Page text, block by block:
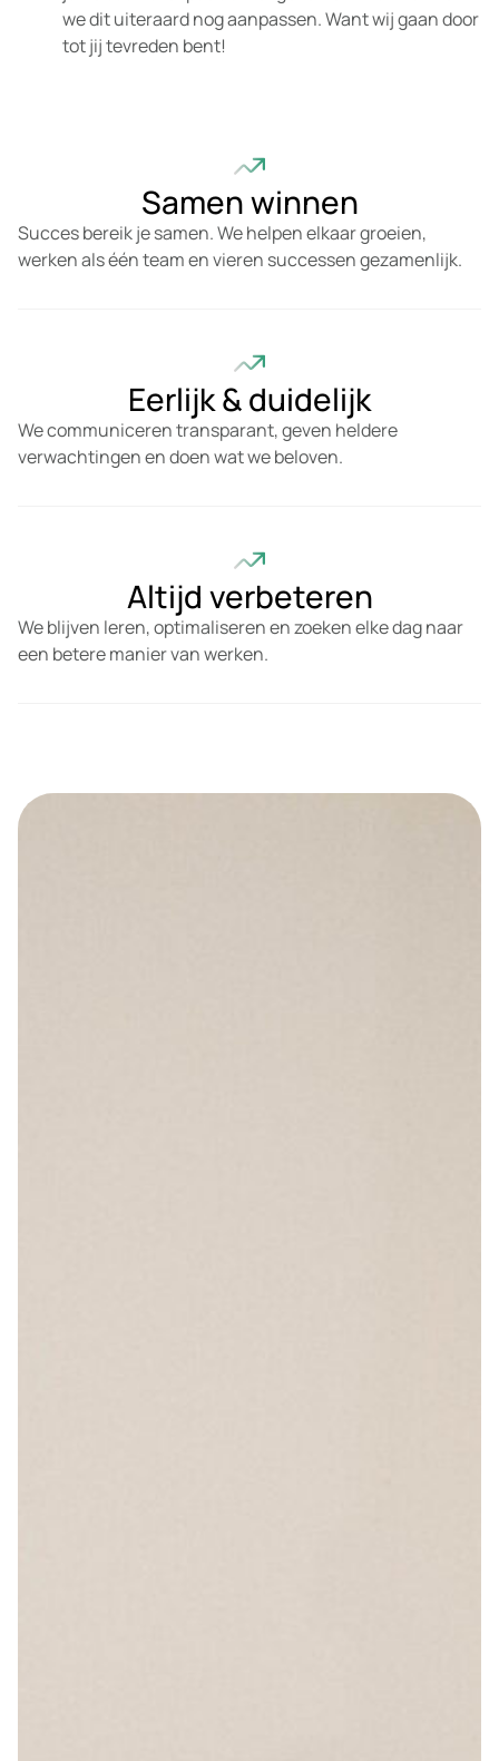
we dit uiteraard nog aanpassen. Want wij gaan door
tot jij tevreden bent!
Samen winnen
Succes bereik je samen. We helpen elkaar groeien,
werken als één team en vieren successen gezamenlijk.
Eerlijk & duidelijk
We communiceren transparant, geven heldere
verwachtingen en doen wat we beloven.
Altijd verbeteren
We blijven leren, optimaliseren en zoeken elke dag naar
een betere manier van werken.